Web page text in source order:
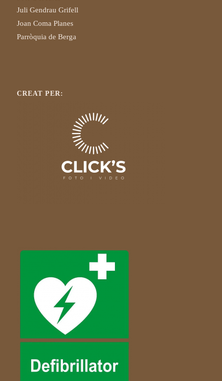
Juli Gendrau Grifell
Joan Coma Planes
Parròquia de Berga
CREAT PER: